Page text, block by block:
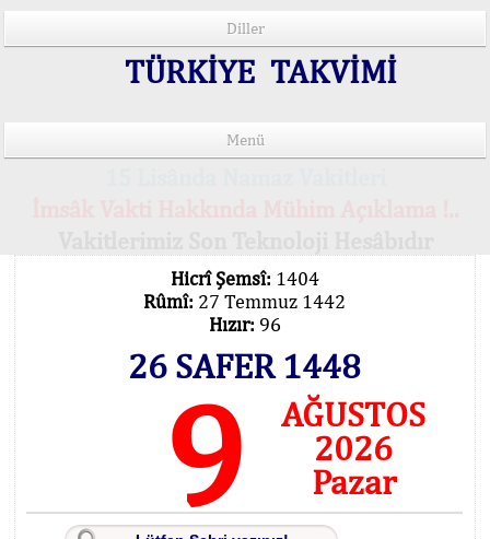
Diller
TÜRKİYE TAKVİMİ
Menü
Hicrî Şemsî: 1404
Rûmî: 27 Temmuz 1442
Hızır: 96
26 SAFER 1448
9
AĞUSTOS
2026
Pazar